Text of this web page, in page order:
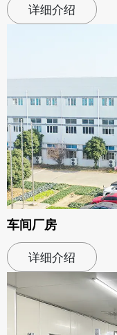
详细介绍
车间厂房
详细介绍